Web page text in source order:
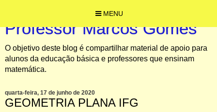
MENU
Professor Marcos Gomes
O objetivo deste blog é compartilhar material de apoio para
alunos da educação básica e professores que ensinam
matemática.
quarta-feira, 17 de junho de 2020
GEOMETRIA PLANA IFG